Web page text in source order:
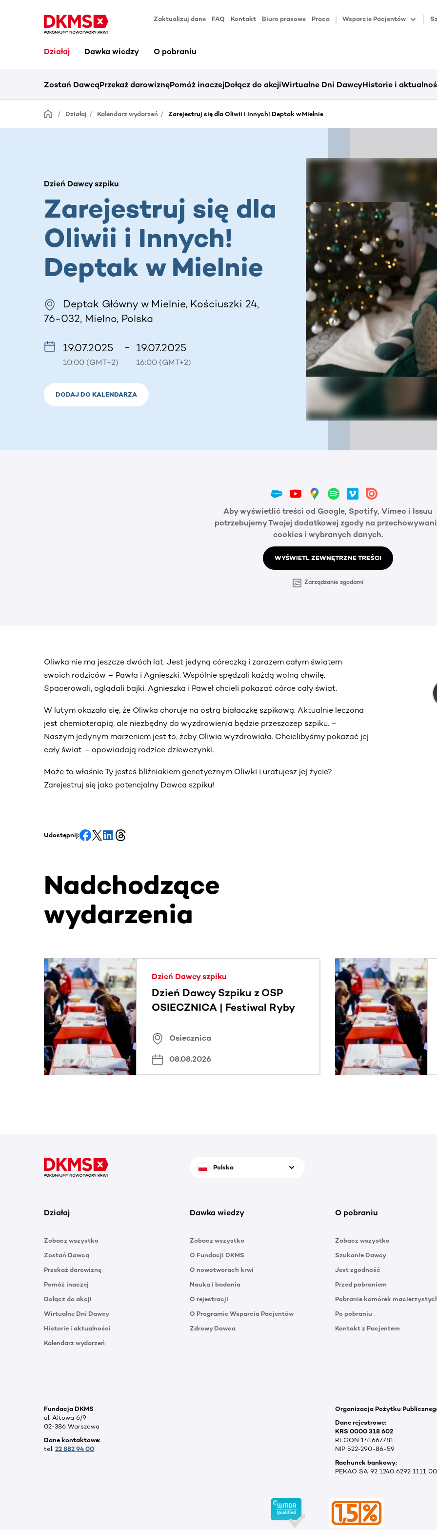
Zaktualizuj dane FAQ Kontakt Biuro prasowe Praca Wsparcie Pacjentów
Działaj Dawka wiedzy O pobraniu
Zostań DawcąPrzekaż darowiznęPomóż inaczejDołącz do akcjiWirtualne Dni DawcyHistorie i
Działaj Kalendarz wydarzeń Zarejestruj się dla Oliwii i Innych! Deptak w Mielnie
Dzień Dawcy szpiku
Zarejestruj się dla
Oliwii i Innych!
Deptak w Mielnie
Deptak Główny w Mielnie, Kościuszki 24,
76-032, Mielno, Polska
19.07.2025
10:00 (GMT+2)
– 19.07.2025
16:00 (GMT+2)
DODAJ DO KALENDARZA
Aby wyświetlić treści od Google, Spotify, Vimeo i Issuu
potrzebujemy Twojej dodatkowej zgody na
cookies i wybranych danych.
WYŚWIETL ZEWNĘTRZNE TREŚCI
Zarządzanie zgodami
Oliwka nie ma jeszcze dwóch lat. Jest jedyną córeczką i zarazem całym światem
swoich rodziców – Pawła i Agnieszki. Wspólnie spędzali każdą wolną chwilę.
Spacerowali, oglądali bajki. Agnieszka i Paweł chcieli pokazać córce cały świat.
W lutym okazało się, że Oliwka choruje na ostrą białaczkę szpikową. Aktualnie leczona
jest chemioterapią, ale niezbędny do wyzdrowienia będzie przeszczep szpiku. –
Naszym jedynym marzeniem jest to, żeby Oliwia wyzdrowiała. Chcielibyśmy pokazać jej
cały świat – opowiadają rodzice dziewczynki.
Może to właśnie Ty jesteś bliźniakiem genetycznym Oliwki i uratujesz jej życie?
Zarejestruj się jako potencjalny Dawca szpiku!
Udostępnij:
Nadchodzące
wydarzenia
Ta sekcja zawiera treści przewijane w poziomie. Użyj klawisza Tab lub przesuń palcem, aby zobaczyć
Dzień Dawcy szpiku
Dzień Dawcy Szpiku z OSP
OSIECZNICA | Festiwal Ryby
Osiecznica
08.08.2026
Polska
Działaj
Zobacz wszystko
Zostań Dawcą
Przekaż darowiznę
Pomóż inaczej
Dołącz do akcji
Wirtualne Dni Dawcy
Historie i aktualności
Kalendarz wydarzeń
Dawka wiedzy
Zobacz wszystko
O Fundacji DKMS
O nowotworach krwi
Nauka i badania
O rejestracji
O Programie Wsparcia Pacjentów
Zdrowy Dawca
O pobraniu
Zobacz wszystko
Szukanie Dawcy
Jest zgodność
Przed pobraniem
Pobranie komórek
Po pobraniu
Kontakt z Pacjentem
Fundacja DKMS
ul. Altowa 6/9
02-386 Warszawa
Dane kontaktowe:
tel. 22 882 94 00
Organizacja Pożytku
Dane rejestrowe:
KRS 0000 318 602
REGON 141667781
NIP 522-290-86-59
Rachunek bankowy:
PEKAO SA 92 1240 6292 1111